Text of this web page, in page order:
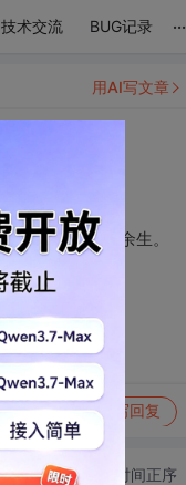
技术交流 BUG记录 ...
程,这一程便是余生。
写回复
用AI写文章
切换为时间正序